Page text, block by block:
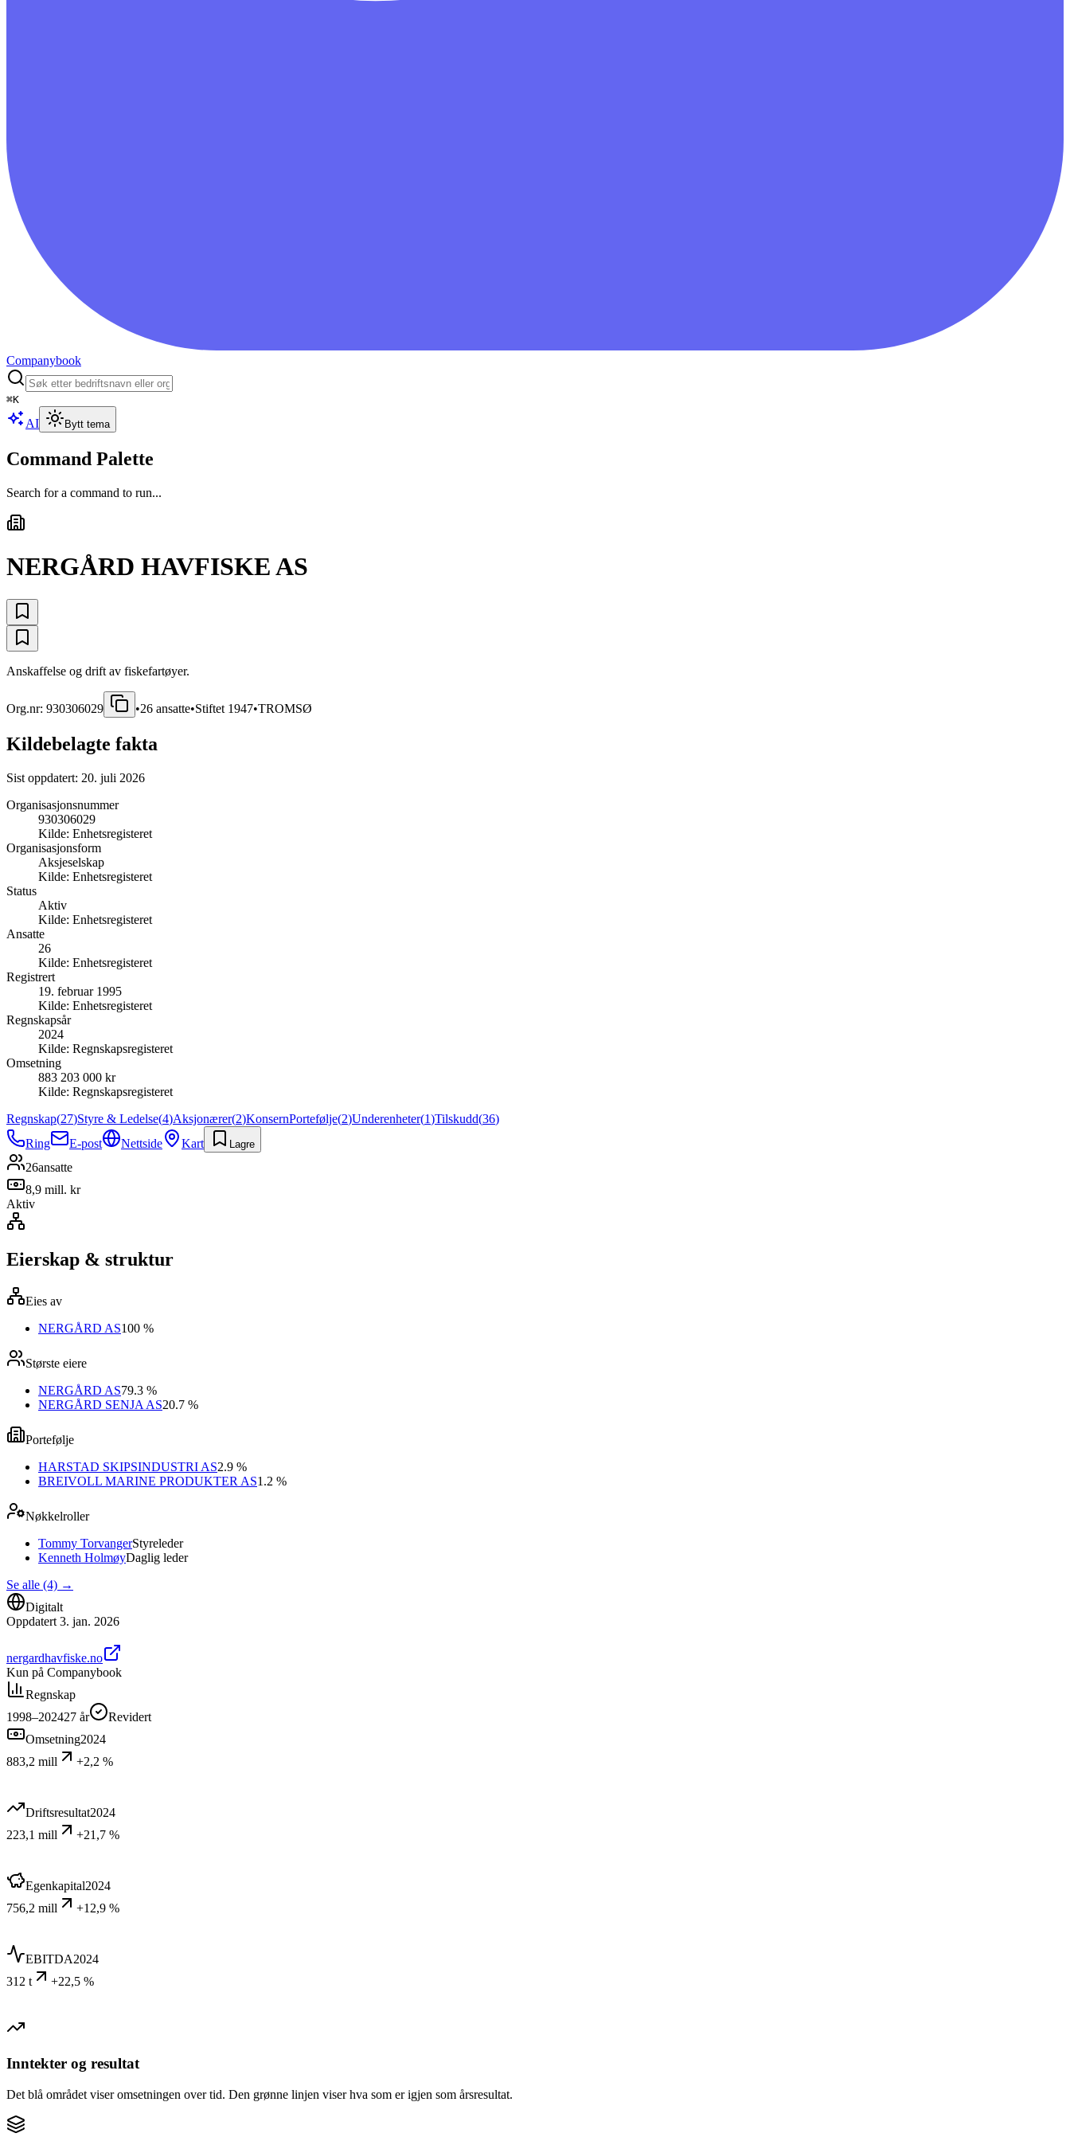
Companybook
⌘K
AI Bytt tema
Command Palette
Search for a command to run...
NERGÅRD HAVFISKE AS
Anskaffelse og drift av fiskefartøyer.
Org.nr: 930306029 •26 ansatte•Stiftet 1947•TROMSØ
Kildebelagte fakta
Sist oppdatert: 20. juli 2026
Organisasjonsnummer
930306029
Kilde: Enhetsregisteret
Organisasjonsform
Aksjeselskap
Kilde: Enhetsregisteret
Status
Aktiv
Kilde: Enhetsregisteret
Ansatte
26
Kilde: Enhetsregisteret
Registrert
19. februar 1995
Kilde: Enhetsregisteret
Regnskapsår
2024
Kilde: Regnskapsregisteret
Omsetning
883 203 000 kr
Kilde: Regnskapsregisteret
Regnskap(27)Styre & Ledelse(4)Aksjonærer(2)KonsernPortefølje(2)Underenheter(1)Tilskudd(36)
Ring
E-post Nettside Kart Lagre
26ansatte
8,9 mill. kr
Aktiv
Eierskap & struktur
Eies av
NERGÅRD AS100 %
Største eiere
NERGÅRD AS79.3 %
NERGÅRD SENJA AS20.7 %
Portefølje
HARSTAD SKIPSINDUSTRI AS2.9 %
BREIVOLL MARINE PRODUKTER AS1.2 %
Nøkkelroller
Tommy TorvangerStyreleder
Kenneth HolmøyDaglig leder
Se alle (4) →
Digitalt
Oppdatert 3. jan. 2026
nergardhavfiske.no
Kun på Companybook
Regnskap
1998–202427 år
Revidert
Omsetning2024
883,2 mill
+2,2 %
Driftsresultat2024
223,1 mill
+21,7 %
Egenkapital2024
756,2 mill
+12,9 %
EBITDA2024
312 t
+22,5 %
Inntekter og resultat
Det blå området viser omsetningen over tid. Den grønne linjen viser hva som er igjen som årsresultat.